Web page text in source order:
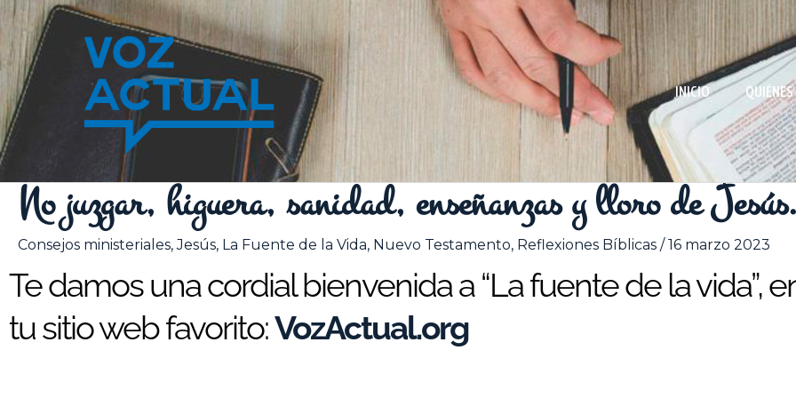
contenido
INICIO
No juzgar, higuera, sanidad, enseñanzas y lloro de Jesús.
Consejos ministeriales,Jesús, La Fuente de la Vida, Nuevo Testamento, Reflexiones Bíblicas /16 marzo 2023
Te damos una cordial bienvenida a “La fuente de la vida”,
tu sitio web favorito:VozActual.org